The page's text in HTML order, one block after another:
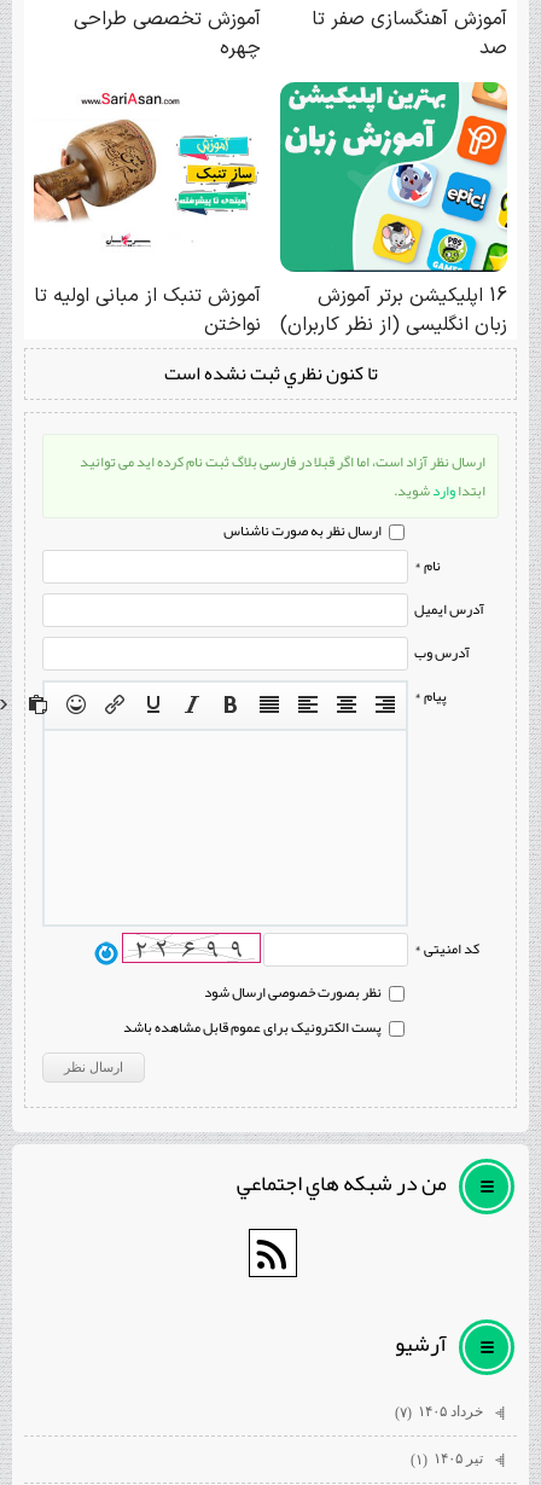
تا كنون نظري ثبت نشده است
ارسال نظر آزاد است، اما اگر قبلا در فارسی بلاگ ثبت نام کرده اید می توانید
ابتداواردشوید.
ارسال نظر به صورت ناشناس
نام *
آدرس ایمیل
آدرس وب
پیام *
کد امنیتی *
نظر بصورت خصوصی ارسال شود
پست الکترونیک برای عموم قابل مشاهده باشد
من در شبكه هاي اجتماعي
آرشيو
خرداد ۱۴۰۵ (۷)
تیر ۱۴۰۵ (۱)